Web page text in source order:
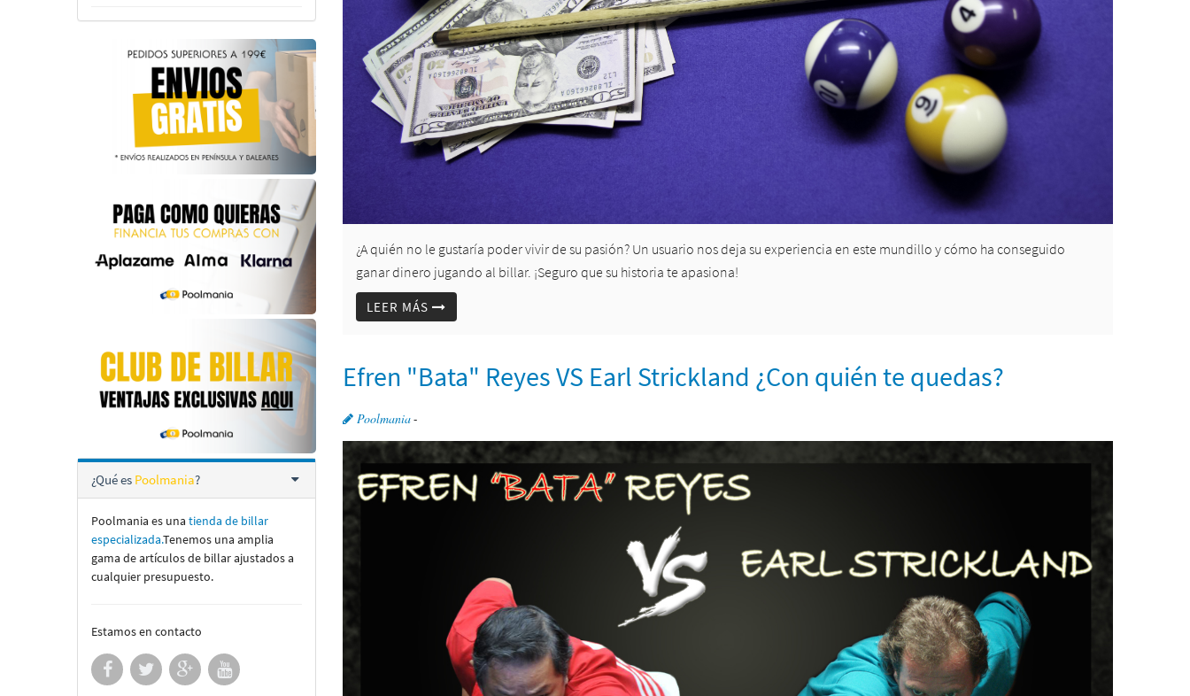
¿Qué es Poolmania?
Poolmania es una tienda de billar
especializada.Tenemos una amplia
gama de artí­culos de billar ajustados a
cualquier presupuesto.
Estamos en contacto
¿A quién no le gustaría poder vivir de su pasión? Un usuario nos deja su experiencia en este mundillo y cómo ha conseguido
ganar dinero jugando al billar. ¡Seguro que su historia te apasiona!
LEER MÁS
Efren "Bata" Reyes VS Earl Strickland ¿Con quién te quedas?
Poolmania-